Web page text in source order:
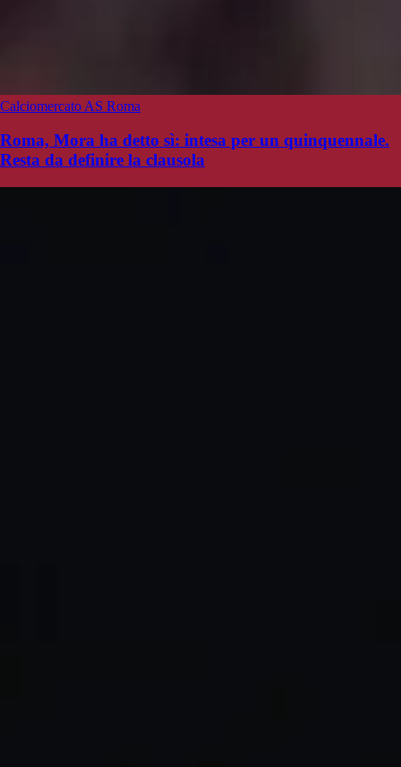
Calciomercato AS Roma
Roma, Mora ha detto sì: intesa per un quinquennale.
Resta da definire la clausola